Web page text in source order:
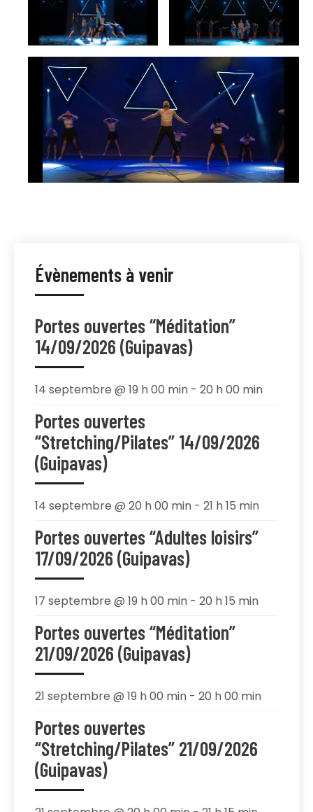
Évènements à venir
Portes ouvertes “Méditation”
14/09/2026 (Guipavas)
14 septembre @ 19 h 00 min - 20 h 00 min
Portes ouvertes
“Stretching/Pilates” 14/09/2026
(Guipavas)
14 septembre @ 20 h 00 min - 21 h 15 min
Portes ouvertes “Adultes loisirs”
17/09/2026 (Guipavas)
17 septembre @ 19 h 00 min - 20 h 15 min
Portes ouvertes “Méditation”
21/09/2026 (Guipavas)
21 septembre @ 19 h 00 min - 20 h 00 min
Portes ouvertes
“Stretching/Pilates” 21/09/2026
(Guipavas)